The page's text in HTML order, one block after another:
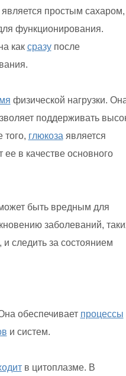
простым сахаром,
функционирования.
как сразупосле
физической нагрузки.
поддерживать
того, глюкоза является
в качестве основного
быть вредным для
заболеваний,
следить за состоянием
обеспечивает процессы
и систем.
в цитоплазме. В